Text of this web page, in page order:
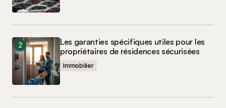
Les garanties spécifiques utiles pour les
propriétaires de résidences sécurisées
Immobilier